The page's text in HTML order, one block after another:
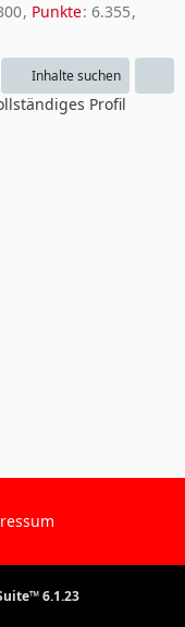
Punkte 6.355
Inhalte suchen
Profil
6.1.23